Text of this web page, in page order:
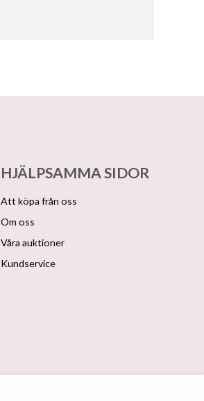
HJÄLPSAMMA SIDOR
Att köpa från oss
Om oss
Våra auktioner
Kundservice